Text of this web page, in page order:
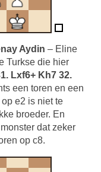
Aydin – Eline
Turkse die hier
Lxf6+ Kh7 32.
een toren en een
e2 is niet te
broeder. En
dat zeker
op c8.